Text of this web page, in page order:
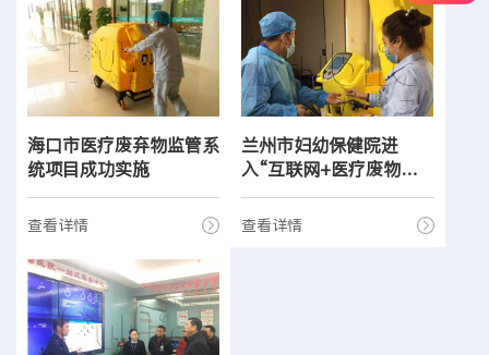
海口市医疗废弃物监管系
统项目成功实施
查看详情
兰州市妇幼保健院进
入“互联网+医疗废物监
管”阶段
查看详情